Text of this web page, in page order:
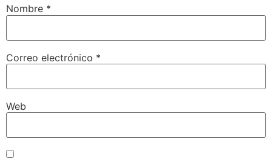
Nombre *
Correo electrónico *
Web